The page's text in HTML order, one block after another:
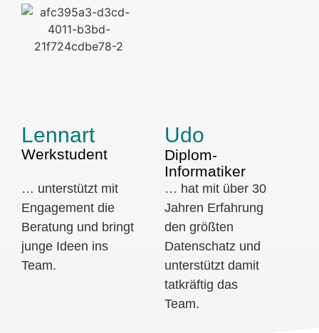
Lennart
Werkstudent
… unterstützt mit
Engagement die
Beratung und bringt
junge Ideen ins
Team.
Udo
Diplom-
Informatiker
… hat mit über 30
Jahren Erfahrung
den größten
Datenschatz und
unterstützt damit
tatkräftig das
Team.